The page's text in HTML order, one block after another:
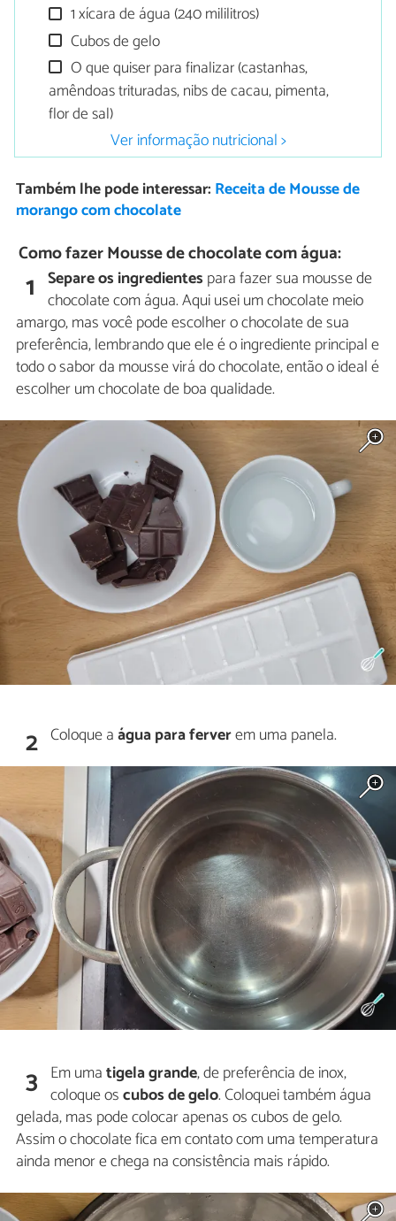
1 xícara de água (240 mililitros)
Cubos de gelo
O que quiser para finalizar (castanhas,
amêndoas trituradas, nibs de cacau, pimenta,
flor de sal)
Ver informação nutricional >
Também lhe pode interessar: Receita de Mousse de
morango com chocolate
Como fazer Mousse de chocolate com água:
1 Separe os ingredientes para fazer sua mousse de
chocolate com água. Aqui usei um chocolate meio
amargo, mas você pode escolher o chocolate de sua
preferência, lembrando que ele é o ingrediente principal e
todo o sabor da mousse virá do chocolate, então o ideal é
escolher um chocolate de boa qualidade.
2 Coloque aágua para ferverem uma panela.
3 Em umatigela grande, de preferência de inox,
coloque oscubos de gelo. Coloquei também água
gelada, mas pode colocar apenas os cubos de gelo.
Assim o chocolate fica em contato com uma temperatura
ainda menor e chega na consistência mais rápido.